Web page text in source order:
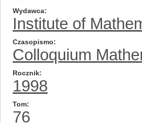
Wydawca
Institute of
Czasopismo
Colloquium
Rocznik
1998
Tom
76